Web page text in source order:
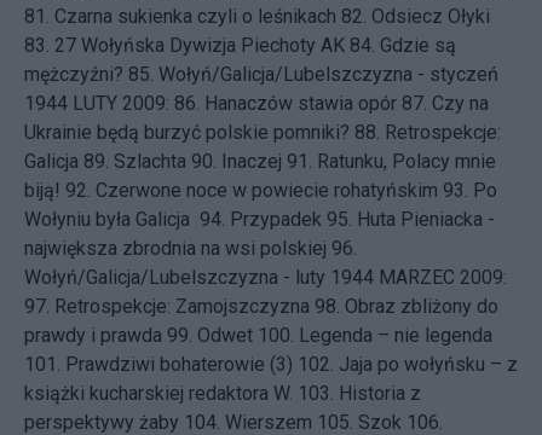
81. Czarna sukienka czyli o leśnikach 82. Odsiecz Ołyki
83. 27 Wołyńska Dywizja Piechoty AK 84. Gdzie są
mężczyźni? 85. Wołyń/Galicja/Lubelszczyzna - styczeń
1944 LUTY 2009: 86. Hanaczów stawia opór 87. Czy na
Ukrainie będą burzyć polskie pomniki? 88. Retrospekcje:
Galicja 89. Szlachta 90. Inaczej 91.
Ratunku, Polacy mnie
biją! 92. Czerwone noce w powiecie rohatyńskim 93. Po
Wołyniu była Galicja 94. Przypadek 95. Huta Pieniacka -
największa zbrodnia na wsi polskiej 96.
Wołyń/Galicja/Lubelszczyzna - luty 1944 MARZEC 2009:
97. Retrospekcje: Zamojszczyzna 98. Obraz zbliżony do
prawdy i prawda 99. Odwet 100. Legenda – nie legenda
101.
Prawdziwi bohaterowie (3) 102. Jaja po wołyńsku – z
książki kucharskiej redaktora W. 103. Historia z
perspektywy żaby 104. Wierszem 105. Szok 106.